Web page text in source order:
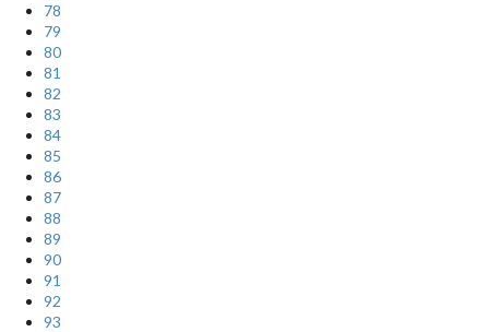
78
79
80
81
82
83
84
85
86
87
88
89
90
91
92
93